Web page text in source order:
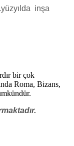
inşa
bir çok
Roma, Bizans,